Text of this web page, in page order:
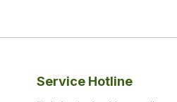
Service Hotline